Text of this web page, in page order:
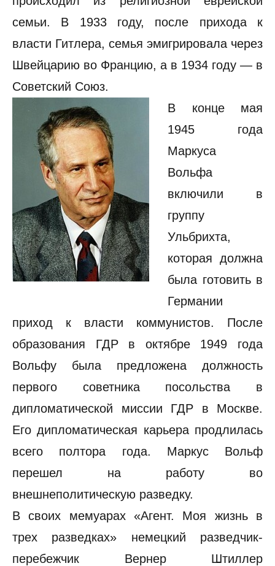
семьи. В 1933 году, после прихода к
власти Гитлера, семья эмигрировала через
Швейцарию во Францию, а в 1934 году — в
Советский Союз.
В конце мая
1945 года
Маркуса
Вольфа
включили в
группу
Ульбрихта,
которая должна
была готовить в
Германии
приход к власти коммунистов. После
образования ГДР в октябре 1949 года
Вольфу была предложена должность
первого советника посольства в
дипломатической миссии ГДР в Москве.
Его дипломатическая карьера продлилась
всего полтора года. Маркус Вольф
перешел на работу во
внешнеполитическую разведку.
В своих мемуарах «Агент. Моя жизнь в
трех разведках» немецкий разведчик-
перебежчик Вернер Штиллер